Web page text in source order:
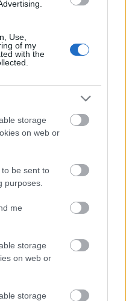
Use,
of my
with the
storage
on web or
be sent to
purposes.
me
storage
on web or
storage
πηγές, σύμφωνα με
το ενδεχόμενο αγοράς